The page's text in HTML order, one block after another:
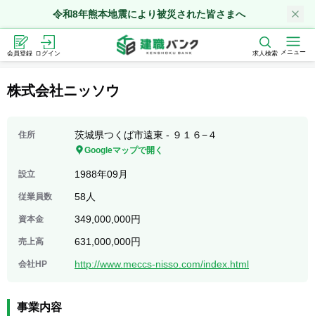
令和8年熊本地震により被災された皆さまへ
会員登録 ログイン 求人検索 メニュー
株式会社ニッソウ
住所 茨城県つくば市遠東 - ９１６−４
Googleマップで開く
設立 1988年09月
従業員数 58人
資本金 349,000,000円
売上高 631,000,000円
会社HP http://www.meccs-nisso.com/index.html
事業内容